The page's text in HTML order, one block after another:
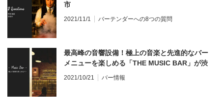
市
2021/11/1 バーテンダーへの8つの質問
最高峰の音響設備！極上の音楽と先進的なバー
メニューを楽しめる「THE MUSIC BAR」が渋
谷に移転オープン！
2021/10/21 バー情報